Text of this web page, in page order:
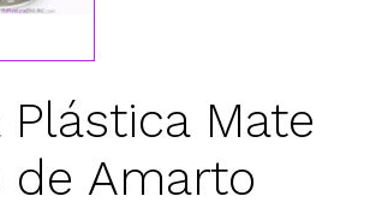
Plástica Mate
de Amarto